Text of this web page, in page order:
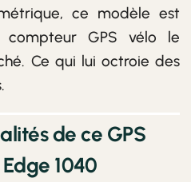
ce modèle est
compteur GPS vélo le
Ce qui lui octroie des
de ce GPS
1040